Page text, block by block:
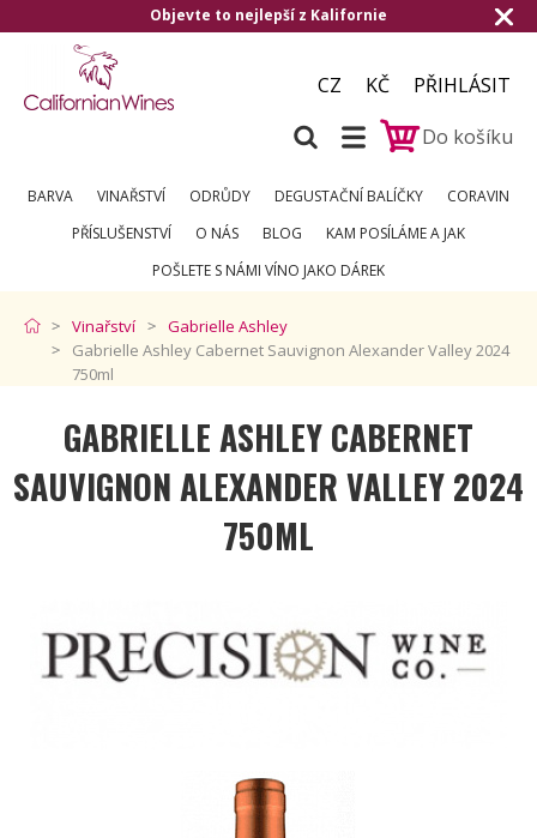
to nejlepší z Kalifornie
CZ KČ
PŘIHLÁSIT
Do košíku
BARVA VINAŘSTVÍ ODRŮDY DEGUSTAČNÍ BALÍČKY
CORAVIN
PŘÍSLUŠENSTVÍ
O NÁS BLOG
KAM POSÍLÁME A JAK
POŠLETE S NÁMI VÍNO JAKO DÁREK
Vinařství
Gabrielle Ashley
Gabrielle Ashley Cabernet Sauvignon Alexander Valley 2024
750ml
GABRIELLE ASHLEY CABERNET
SAUVIGNON ALEXANDER VALLEY 2024
750ML